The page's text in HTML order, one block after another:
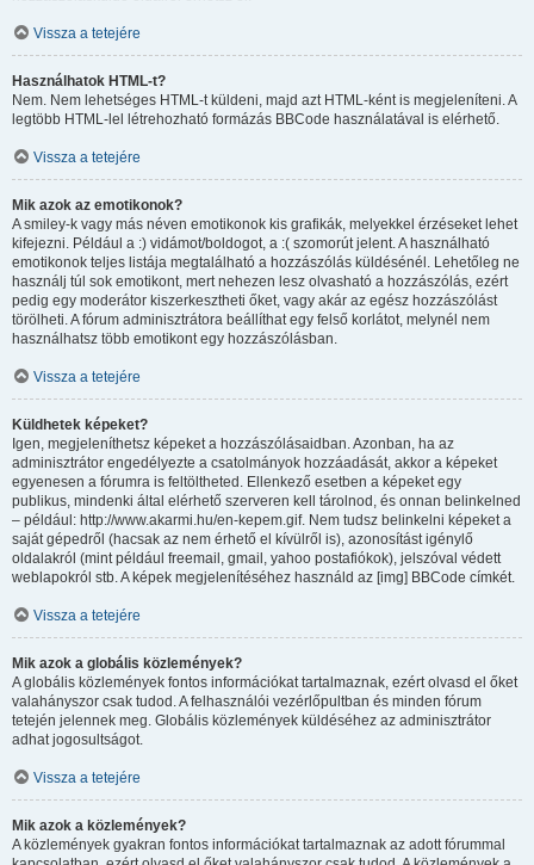
Vissza a tetejére
Használhatok HTML-t?
Nem. Nem lehetséges HTML-t küldeni, majd azt HTML-ként is megjeleníteni. A
legtöbb HTML-lel létrehozható formázás BBCode használatával is elérhető.
Vissza a tetejére
Mik azok az emotikonok?
A smiley-k vagy más néven emotikonok kis grafikák, melyekkel érzéseket lehet
kifejezni. Például a :) vidámot/boldogot, a :( szomorút jelent. A használható
emotikonok teljes listája megtalálható a hozzászólás küldésénél. Lehetőleg ne
használj túl sok emotikont, mert nehezen lesz olvasható a hozzászólás, ezért
pedig egy moderátor kiszerkesztheti őket, vagy akár az egész hozzászólást
törölheti. A fórum adminisztrátora beállíthat egy felső korlátot, melynél nem
használhatsz több emotikont egy hozzászólásban.
Vissza a tetejére
Küldhetek képeket?
Igen, megjeleníthetsz képeket a hozzászólásaidban. Azonban, ha az
adminisztrátor engedélyezte a csatolmányok hozzáadását, akkor a képeket
egyenesen a fórumra is feltöltheted. Ellenkező esetben a képeket egy
publikus, mindenki által elérhető szerveren kell tárolnod, és onnan belinkelned
– például: http://www.akarmi.hu/en-kepem.gif. Nem tudsz belinkelni képeket a
saját gépedről (hacsak az nem érhető el kívülről is), azonosítást igénylő
oldalakról (mint például freemail, gmail, yahoo postafiókok), jelszóval védett
weblapokról stb. A képek megjelenítéséhez használd az [img] BBCode címkét.
Vissza a tetejére
Mik azok a globális közlemények?
A globális közlemények fontos információkat tartalmaznak, ezért olvasd el őket
valahányszor csak tudod. A felhasználói vezérlőpultban és minden fórum
tetején jelennek meg. Globális közlemények küldéséhez az adminisztrátor
adhat jogosultságot.
Vissza a tetejére
Mik azok a közlemények?
A közlemények gyakran fontos információkat tartalmaznak az adott fórummal